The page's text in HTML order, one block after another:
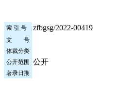
索 引 号 zfbgsg/2022-00419
文 号
体裁分类
公开范围
公开
著录日期